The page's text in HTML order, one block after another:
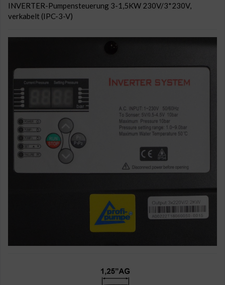
INVERTER-Pumpensteuerung 3-1,5KW 230V/3*230V,
verkabelt (IPC-3-V)